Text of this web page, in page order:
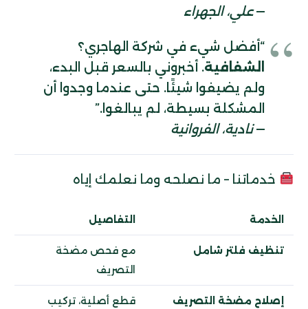
—علي، الجهراء
“أفضل شيء في شركة الهاجري؟
الشفافية. أخبروني بالسعر قبل البدء،
ولم يضيفوا شيئًا. حتى عندما وجدوا أن
المشكلة بسيطة، لم يبالغوا.”
—نادية، الفروانية
خدماتنا – ما نصلحه وما نعلمك إياه
الخدمة التفاصيل
تنظيف فلتر شامل
مع فحص مضخة
التصريف
إصلاح مضخة التصريف
قطع أصلية، تركيب